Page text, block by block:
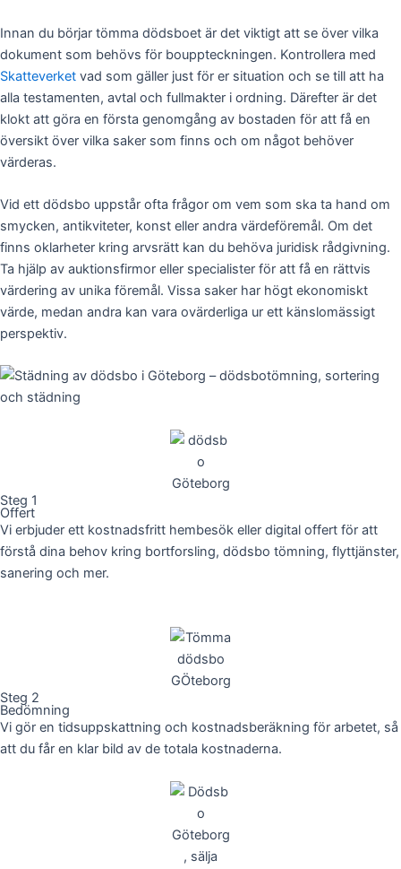
Innan du börjar tömma dödsboet är det viktigt att se över vilka
dokument som behövs för bouppteckningen. Kontrollera med
Skatteverket vad som gäller just för er situation och se till att ha
alla testamenten, avtal och fullmakter i ordning. Därefter är det
klokt att göra en första genomgång av bostaden för att få en
översikt över vilka saker som finns och om något behöver
värderas.
Vid ett dödsbo uppstår ofta frågor om vem som ska ta hand om
smycken, antikviteter, konst eller andra värdeföremål. Om det
finns oklarheter kring arvsrätt kan du behöva juridisk rådgivning.
Ta hjälp av auktionsfirmor eller specialister för att få en rättvis
värdering av unika föremål. Vissa saker har högt ekonomiskt
värde, medan andra kan vara ovärderliga ur ett känslomässigt
perspektiv.
Steg 1
Offert
Vi erbjuder ett kostnadsfritt hembesök eller digital offert för att
förstå dina behov kring bortforsling, dödsbo tömning, flyttjänster,
sanering och mer.
Steg 2
Bedömning
Vi gör en tidsuppskattning och kostnadsberäkning för arbetet, så
att du får en klar bild av de totala kostnaderna.